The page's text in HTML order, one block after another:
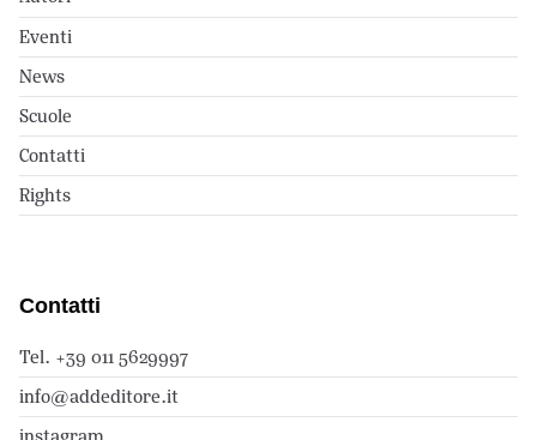
Eventi
News
Scuole
Contatti
Rights
Contatti
Tel. +39 011 5629997
info@addeditore.it